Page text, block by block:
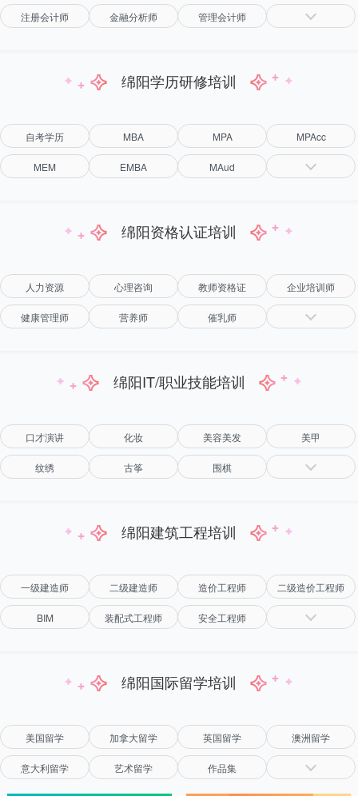
注册会计师 金融分析师
管理会计师
绵阳学历研修培训
自考学历 MBA MPA MPAcc
MEM EMBA MAud
绵阳资格认证培训
人力资源 心理咨询 教师资格证 企业培训师
健康管理师 营养师 催乳师
绵阳IT/职业技能培训
口才演讲 化妆 美容美发 美甲
纹绣 古筝 围棋
绵阳建筑工程培训
一级建造师 二级建造师 造价工程师 二级造价工程师
BIM 装配式工程师 安全工程师
绵阳国际留学培训
美国留学 加拿大留学 英国留学 澳洲留学
意大利留学 艺术留学 作品集